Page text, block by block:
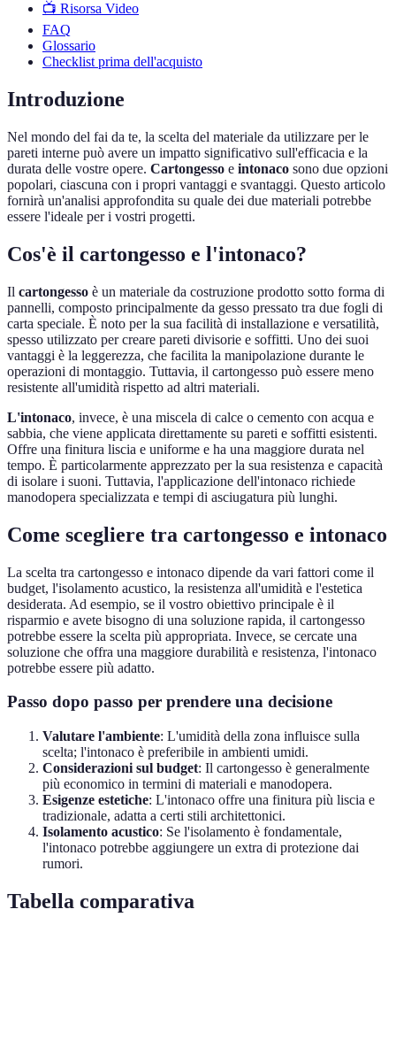
📺 Risorsa Video
FAQ
Glossario
Checklist prima dell'acquisto
Introduzione
Nel mondo del fai da te, la scelta del materiale da utilizzare per le
pareti interne può avere un impatto significativo sull'efficacia e la
durata delle vostre opere. Cartongesso e intonaco sono due opzioni
popolari, ciascuna con i propri vantaggi e svantaggi. Questo articolo
fornirà un'analisi approfondita su quale dei due materiali potrebbe
essere l'ideale per i vostri progetti.
Cos'è il cartongesso e l'intonaco?
Il cartongesso è un materiale da costruzione prodotto sotto forma di
pannelli, composto principalmente da gesso pressato tra due fogli di
carta speciale. È noto per la sua facilità di installazione e versatilità,
spesso utilizzato per creare pareti divisorie e soffitti. Uno dei suoi
vantaggi è la leggerezza, che facilita la manipolazione durante le
operazioni di montaggio. Tuttavia, il cartongesso può essere meno
resistente all'umidità rispetto ad altri materiali.
L'intonaco, invece, è una miscela di calce o cemento con acqua e
sabbia, che viene applicata direttamente su pareti e soffitti esistenti.
Offre una finitura liscia e uniforme e ha una maggiore durata nel
tempo. È particolarmente apprezzato per la sua resistenza e capacità
di isolare i suoni. Tuttavia, l'applicazione dell'intonaco richiede
manodopera specializzata e tempi di asciugatura più lunghi.
Come scegliere tra cartongesso e intonaco
La scelta tra cartongesso e intonaco dipende da vari fattori come il
budget, l'isolamento acustico, la resistenza all'umidità e l'estetica
desiderata. Ad esempio, se il vostro obiettivo principale è il
risparmio e avete bisogno di una soluzione rapida, il cartongesso
potrebbe essere la scelta più appropriata. Invece, se cercate una
soluzione che offra una maggiore durabilità e resistenza, l'intonaco
potrebbe essere più adatto.
Passo dopo passo per prendere una decisione
Valutare l'ambiente: L'umidità della zona influisce sulla
scelta; l'intonaco è preferibile in ambienti umidi.
Considerazioni sul budget: Il cartongesso è generalmente
più economico in termini di materiali e manodopera.
Esigenze estetiche: L'intonaco offre una finitura più liscia e
tradizionale, adatta a certi stili architettonici.
Isolamento acustico: Se l'isolamento è fondamentale,
l'intonaco potrebbe aggiungere un extra di protezione dai
rumori.
Tabella comparativa